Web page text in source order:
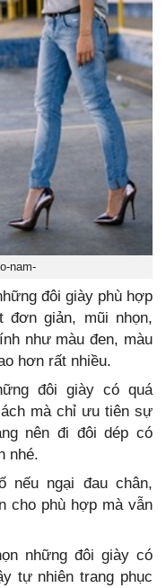
nam-
đôi giày phù hợp
đơn giản, mũi nhọn,
như màu đen, màu
hơn rất nhiều.
đôi giày có quá
mà chỉ ưu tiên sự
nên đi đôi dép có
nhé.
nếu ngại đau chân,
cho phù hợp mà vẫn
những đôi giày có
tự nhiên trang phục